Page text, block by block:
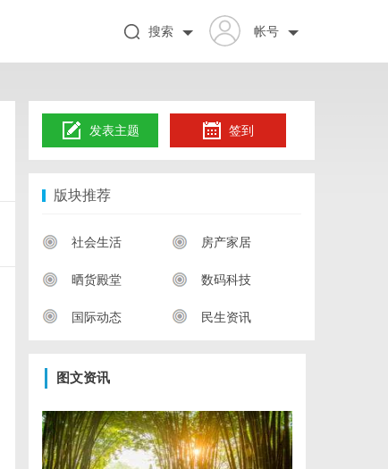
帐号
搜索
发表主题 签到
版块推荐
社会生活 房产家居
晒货殿堂 数码科技
国际动态 民生资讯
图文资讯